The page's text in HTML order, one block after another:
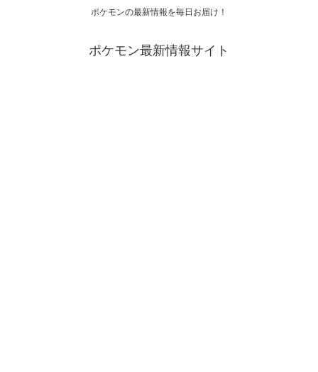
ポケモンの最新情報を毎日お届け！
ポケモン最新情報サイト